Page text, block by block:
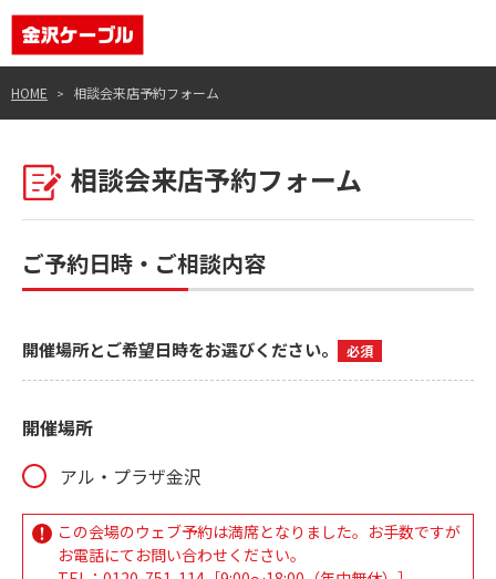
HOME 相談会来店予約フォーム
相談会来店予約フォーム
ご予約日時・ご相談内容
開催場所とご希望日時をお選びください。 必須
開催場所
アル・プラザ金沢
この会場のウェブ予約は満席となりました。お手数ですが
お電話にてお問い合わせください。